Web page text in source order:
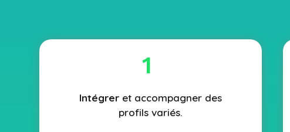
1
Intégrer et accompagner des
profils variés.